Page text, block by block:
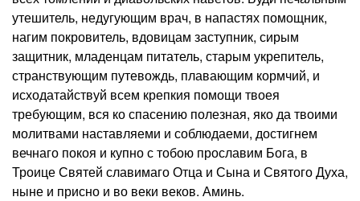
утешитель, недугующим врач, в напастях помощник,
нагим покровитель, вдовицам заступник, сирым
защитник, младенцам питатель, старым укрепитель,
странствующим путевождь, плавающим кормчий, и
исходатайствуй всем крепкия помощи твоея
требующим, вся ко спасению полезная, яко да твоими
молитвами наставляеми и соблюдаеми, достигнем
вечнаго покоя и купно с тобою прославим Бога, в
Троице Святей славимаго Отца и Сына и Святого Духа,
ныне и присно и во веки веков. Аминь.